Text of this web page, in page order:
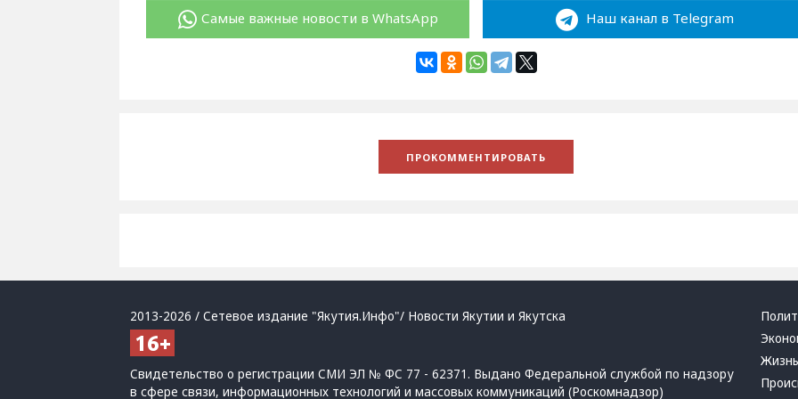
Самые важные новости в WhatsApp Наш канал в Telegram
2013-2026 / Сетевое издание "Якутия.Инфо"/ Новости Якутии и Якутска
Свидетельство о регистрации СМИ ЭЛ № ФС 77 - 62371. Выдано Федеральной службой по надзору
в сфере связи, информационных технологий и массовых коммуникаций (Роскомнадзор)
Жизнь